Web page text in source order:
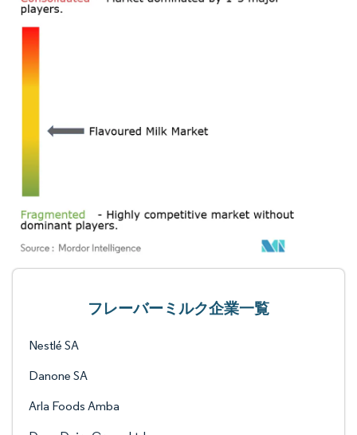
フレーバーミルク企業一覧
Nestlé SA
Danone SA
Arla Foods Amba